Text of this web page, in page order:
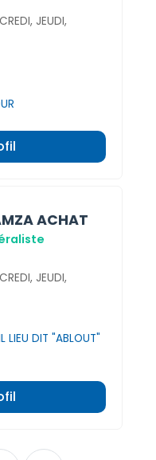
JEUDI,
ACHAT
JEUDI,
LIEU DIT "ABLOUT"